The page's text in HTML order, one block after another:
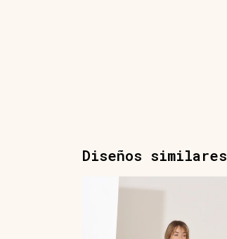
Diseños similares